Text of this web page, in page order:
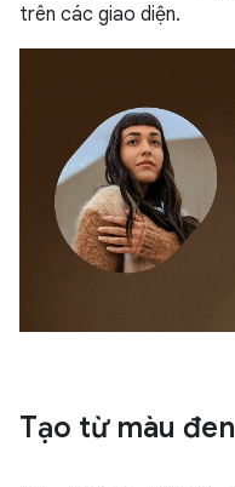
trên các giao diện.
Tạo từ màu đen